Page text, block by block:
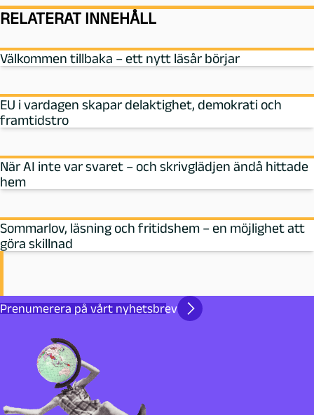
RELATERAT INNEHÅLL
Välkommen tillbaka – ett nytt läsår börjar
EU i vardagen skapar delaktighet, demokrati och
framtidstro
När AI inte var svaret – och skrivglädjen ändå hittade
hem
Sommarlov, läsning och fritidshem – en möjlighet att
göra skillnad
Prenumerera på vårt nyhetsbrev